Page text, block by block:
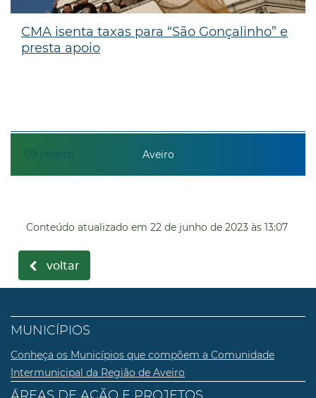
09 janeiro
CMA isenta taxas para “São Gonçalinho” e
presta apoio
Aveiro
Conteúdo atualizado em 22 de junho de 2023 às 13:07
voltar
MUNICÍPIOS
Conheça os Municípios que compõem a Comunidade
Intermunicipal da Região de Aveiro